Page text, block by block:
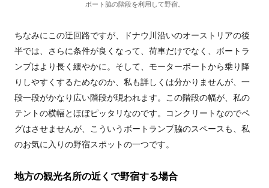
ボート脇の階段を利用して野宿。
ちなみにこの迂回路ですが、ドナウ川沿いのオーストリアの後
半では、さらに条件が良くなって、荷車だけでなく、ボートラ
ンプはより長く緩やかに。そして、モーターボートから乗り降
りしやすくするためなのか、私も詳しくは分かりませんが、一
段一段がかなり広い階段が現われます。この階段の幅が、私の
テントの横幅とほぼピッタリなのです。コンクリートなのでペ
グはさせませんが、こういうボートランプ脇のスペースも、私
のお気に入りの野宿スポットの一つです。
地方の観光名所の近くで野宿する場合